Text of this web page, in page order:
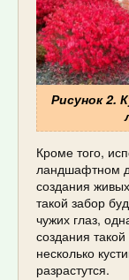
Рисунок 2.
Кроме того,
ландшафтном
создания
такой забор
чужих глаз,
создания
несколько
разрастутся.